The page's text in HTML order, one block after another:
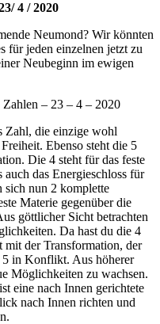
4 / 2020
Neumond? Wir könnten
für jeden einzelnen jetzt zu
Neubeginn im ewigen
– 23 – 4 – 2020
Zahl, die einzige wohl
Ebenso steht die 5
Die 4 steht für das feste
das Energieschloss für
sich nun 2 komplette
Materie gegenüber die
göttlicher Sicht betrachten
Da hast du die 4
mit der Transformation, der
5 in Konflikt. Aus höherer
Möglichkeiten zu wachsen.
eine nach Innen gerichtete
nach Innen richten und